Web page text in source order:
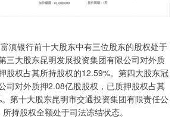
银行前十大股东中有三位股东的股权处于
三大股东昆明发展投资集团有限公司对外质
股权占其所持股权的12.59%。第四大股东冠
司对外质押2.08亿股股权，已质押股权占其
第十大股东昆明市交通投资集团有限责任公
持股权全额处于司法冻结状态。